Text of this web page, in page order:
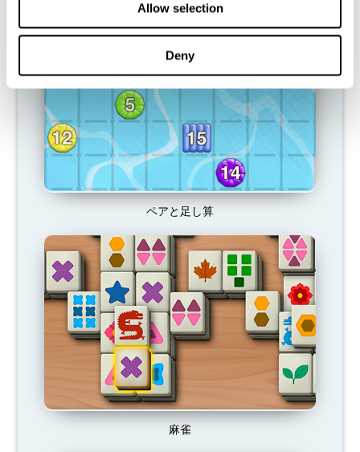
Allow selection
Deny
ペアと足し算
麻雀